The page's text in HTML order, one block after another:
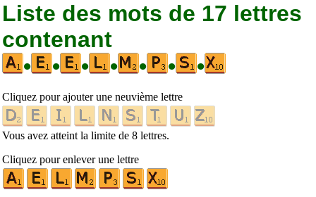
Liste des mots de 17 lettres
contenant
•
• • • • • •
Cliquez pour ajouter une neuvième lettre
Vous avez atteint la limite de 8 lettres.
Cliquez pour enlever une lettre